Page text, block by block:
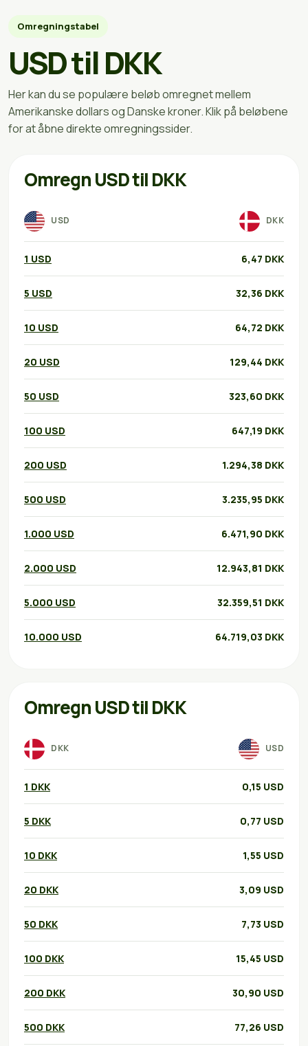
Omregningstabel
USD til DKK
Her kan du se populære beløb omregnet mellem
Amerikanske dollars og Danske kroner. Klik på beløbene
for at åbne direkte omregningssider.
Omregn USD til DKK
USD DKK
1 USD 6,47 DKK
5 USD 32,36 DKK
10 USD 64,72 DKK
20 USD 129,44 DKK
50 USD 323,60 DKK
100 USD 647,19 DKK
200 USD 1.294,38 DKK
500 USD 3.235,95 DKK
1.000 USD 6.471,90 DKK
2.000 USD 12.943,81 DKK
5.000 USD 32.359,51 DKK
10.000 USD 64.719,03 DKK
Omregn USD til DKK
DKK USD
1 DKK 0,15 USD
5 DKK 0,77 USD
10 DKK 1,55 USD
20 DKK 3,09 USD
50 DKK 7,73 USD
100 DKK 15,45 USD
200 DKK 30,90 USD
500 DKK 77,26 USD